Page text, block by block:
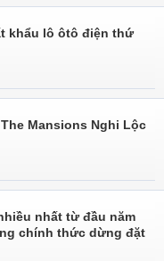
khẩu lô ôtô điện thứ
Mansions Nghi Lộc
nhất từ đầu năm
chính thức dừng đặt